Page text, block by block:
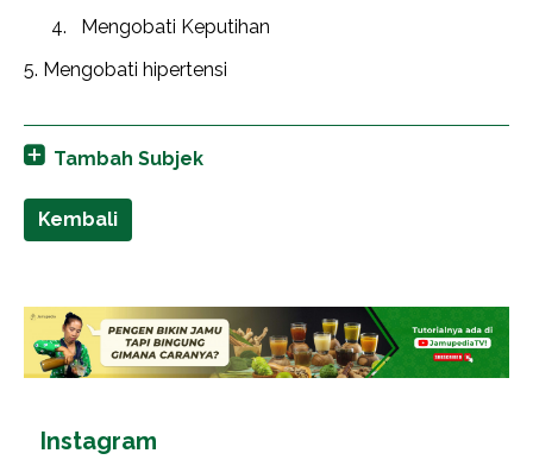
Mengobati Keputihan
5. Mengobati hipertensi
Tambah Subjek
Kembali
Instagram